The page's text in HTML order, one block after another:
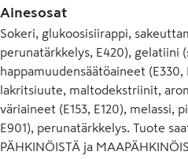
Ainesosat
Sokeri, glukoosisiirappi,
perunatärkkelys, E420), gelatiini
happamuudensäätöaineet (E330,
lakritsiuute, maltodekstriinit,
väriaineet (E153, E120), melassi,
E901), perunatärkkelys. Tuote
PÄHKINÖISTÄ ja